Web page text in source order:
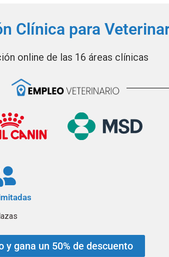
Clínica para
online de las 16 áreas clínicas​
y gana un 50% de descuento